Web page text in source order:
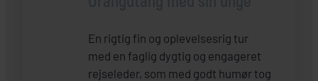
En rigtig fin og oplevelsesrig tur
med en faglig dygtig og engageret
rejseleder, som med godt humør tog